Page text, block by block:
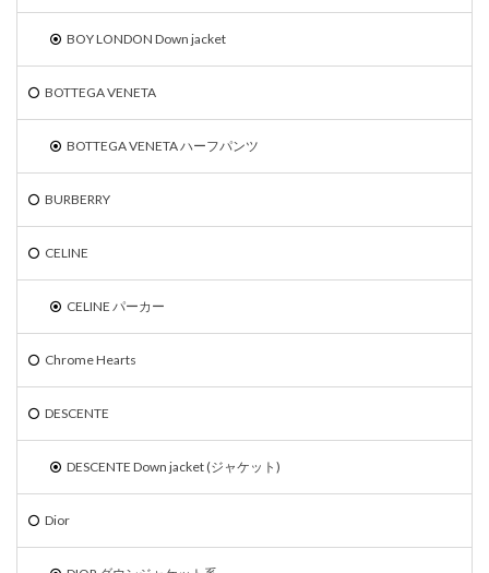
BOY LONDON Down jacket
BOTTEGA VENETA
BOTTEGA VENETA ハーフパンツ
BURBERRY
CELINE
CELINE パーカー
Chrome Hearts
DESCENTE
DESCENTE Down jacket (ジャケット)
Dior